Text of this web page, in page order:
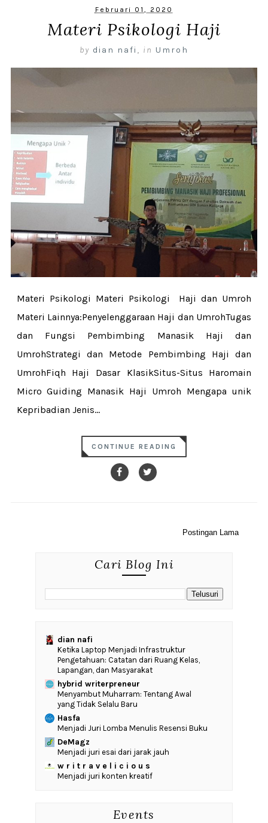
Februari 01, 2020
Materi Psikologi Haji
by dian nafi , in Umroh
Materi Psikologi Materi Psikologi Haji dan Umroh
Materi Lainnya:Penyelenggaraan Haji dan UmrohTugas
dan Fungsi Pembimbing Manasik Haji dan
UmrohStrategi dan Metode Pembimbing Haji dan
UmrohFiqh Haji Dasar KlasikSitus-Situs Haromain
Micro Guiding Manasik Haji Umroh Mengapa unik
Kepribadian Jenis...
CONTINUE READING
Postingan Lama
Cari Blog Ini
dian nafi
Ketika Laptop Menjadi Infrastruktur
Pengetahuan: Catatan dari Ruang Kelas,
Lapangan, dan Masyarakat
hybrid writerpreneur
Menyambut Muharram: Tentang Awal
yang Tidak Selalu Baru
Hasfa
Menjadi Juri Lomba Menulis Resensi Buku
DeMagz
Menjadi juri esai dari jarak jauh
w r i t r a v e l i c i o u s
Menjadi juri konten kreatif
Events